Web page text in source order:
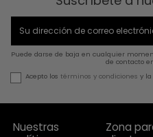
Puede darse de baja en cualquier
de contacto
Acepto los términos y condiciones y la
Nuestras
Zona